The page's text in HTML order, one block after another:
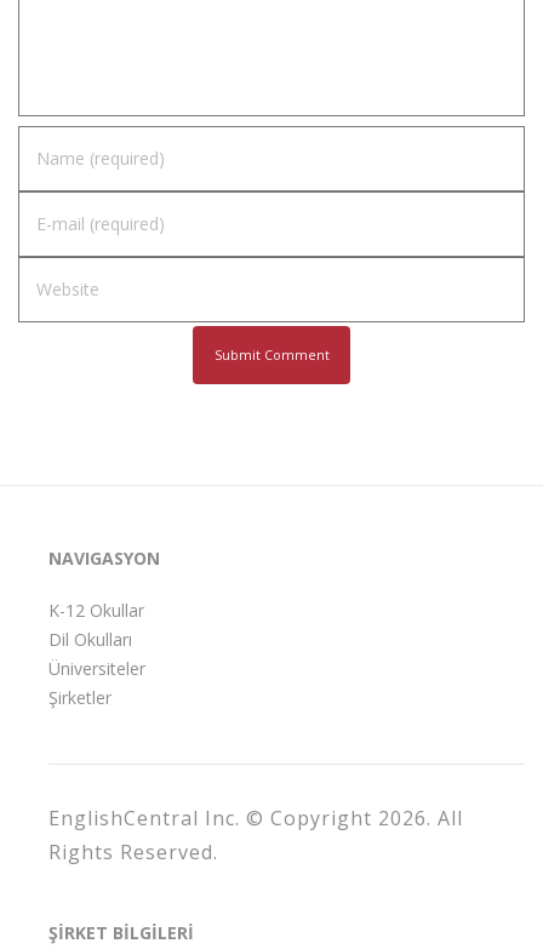
NAVIGASYON
K-12 Okullar
Dil Okulları
Üniversiteler
Şirketler
EnglishCentral Inc. © Copyright 2026. All
Rights Reserved.
ŞİRKET BİLGİLERİ